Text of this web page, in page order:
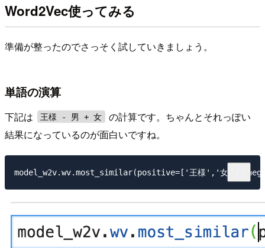
Word2Vec使ってみる
準備が整ったのでさっそく試していきましょう。
単語の演算
下記は 王様 - 男 + 女
の計算です。ちゃんとそれっぽい
結果になっているのが面白いですね。